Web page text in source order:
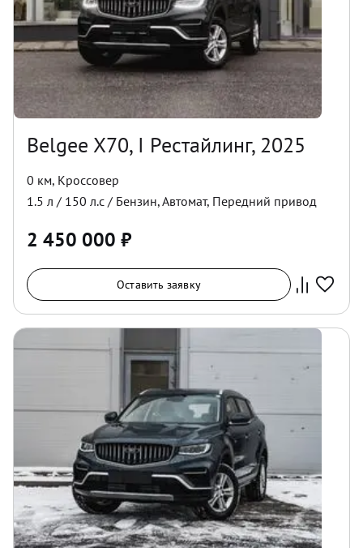
Belgee X70, I Рестайлинг, 2025
0 км, Кроссовер
1.5 л / 150 л.с / Бензин,Автомат, Передний привод
2 450 000 ₽
Оставить заявку